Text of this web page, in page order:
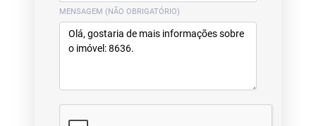
MENSAGEM (NÃO OBRIGATÓRIO)